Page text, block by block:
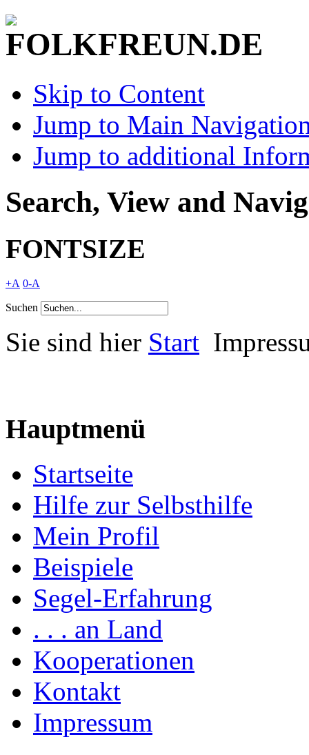
Skip to Content
Jump to Main
Jump to additional
Search, View and
FONTSIZE
+A 0-A
Suchen
Sie sind hier Start
Hauptmenü
Startseite
Hilfe zur Selbsthilfe
Mein Profil
Beispiele
Segel-Erfahrung
. . . an Land
Kooperationen
Kontakt
Impressum